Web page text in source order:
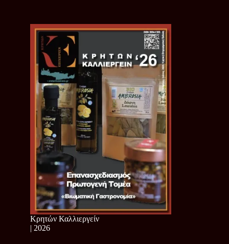
Κρητών Καλλιεργείν
| 2026